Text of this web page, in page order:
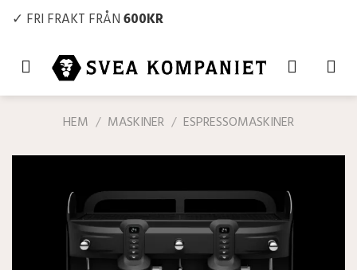
✓ FRI FRAKT FRÅN600KR
HEM / MASKINER / ESPRESSOMASKINER